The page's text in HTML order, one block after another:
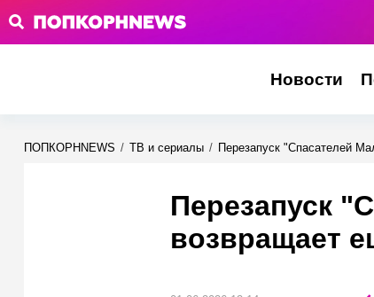
Новости
ПОПКОРНNEWS / ТВ и сериалы / Перезапуск "Спасателей
Перезапуск
возвращает